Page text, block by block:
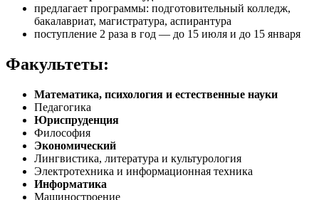
предлагает программы: подготовительный колледж,
бакалавриат, магистратура, аспирантура
поступление 2 раза в год — до 15 июля и до 15 января
Факультеты:
Математика, психология и естественные науки
Педагогика
Юриспруденция
Философия
Экономический
Лингвистика, литература и культурология
Электротехника и информационная техника
Информатика
Машиностроение